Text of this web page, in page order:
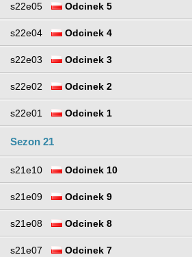
s22e05 Odcinek 5
s22e04 Odcinek 4
s22e03 Odcinek 3
s22e02 Odcinek 2
s22e01 Odcinek 1
Sezon 21
s21e10 Odcinek 10
s21e09 Odcinek 9
s21e08 Odcinek 8
s21e07 Odcinek 7